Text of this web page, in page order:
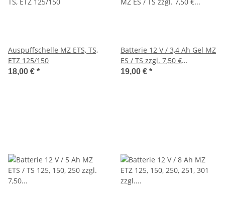
Auspuffschelle MZ ETS, TS,
ETZ 125/150
18,00 € *
Batterie 12 V / 3,4 Ah Gel MZ
ES / TS zzgl. 7,50 €
Batteriepfand
19,00 € *